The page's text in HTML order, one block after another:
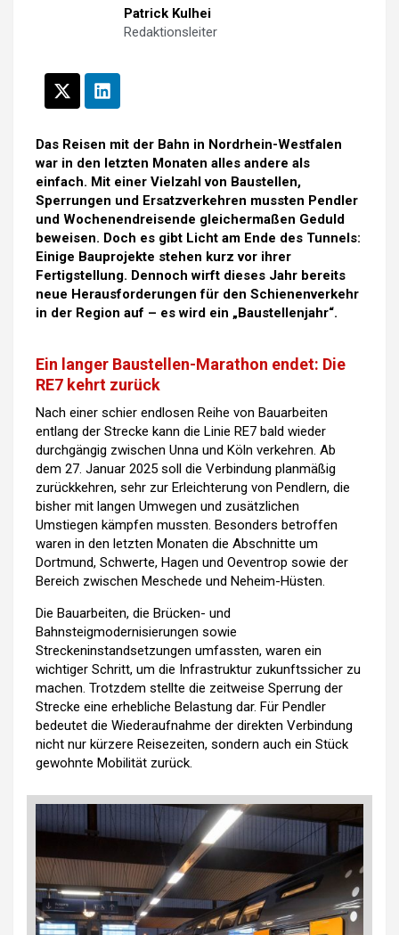
Patrick Kulhei
Redaktionsleiter
Das Reisen mit der Bahn in Nordrhein-Westfalen
war in den letzten Monaten alles andere als
einfach. Mit einer Vielzahl von Baustellen,
Sperrungen und Ersatzverkehren mussten Pendler
und Wochenendreisende gleichermaßen Geduld
beweisen. Doch es gibt Licht am Ende des Tunnels:
Einige Bauprojekte stehen kurz vor ihrer
Fertigstellung. Dennoch wirft dieses Jahr bereits
neue Herausforderungen für den Schienenverkehr
in der Region auf – es wird ein „Baustellenjahr“.
Ein langer Baustellen-Marathon endet: Die
RE7 kehrt zurück
Nach einer schier endlosen Reihe von Bauarbeiten
entlang der Strecke kann die Linie RE7 bald wieder
durchgängig zwischen Unna und Köln verkehren. Ab
dem 27. Januar 2025 soll die Verbindung planmäßig
zurückkehren, sehr zur Erleichterung von Pendlern, die
bisher mit langen Umwegen und zusätzlichen
Umstiegen kämpfen mussten. Besonders betroffen
waren in den letzten Monaten die Abschnitte um
Dortmund, Schwerte, Hagen und Oeventrop sowie der
Bereich zwischen Meschede und Neheim-Hüsten.
Die Bauarbeiten, die Brücken- und
Bahnsteigmodernisierungen sowie
Streckeninstandsetzungen umfassten, waren ein
wichtiger Schritt, um die Infrastruktur zukunftssicher zu
machen. Trotzdem stellte die zeitweise Sperrung der
Strecke eine erhebliche Belastung dar. Für Pendler
bedeutet die Wiederaufnahme der direkten Verbindung
nicht nur kürzere Reisezeiten, sondern auch ein Stück
gewohnte Mobilität zurück.